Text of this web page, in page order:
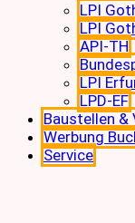
LPI
LPI
API-TH
LPI
LPD-EF
Baustellen &
Werbung
Service